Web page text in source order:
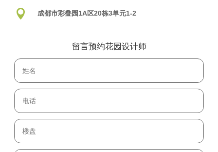
 成都市彩叠园1A区20栋3单元1-2
留言预约花园设计师